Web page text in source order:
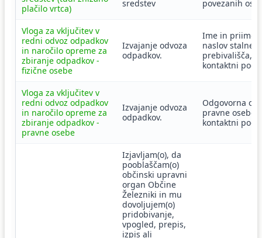
plačilo vrtca)
sredstev
povezanih
Vloga za vključitev v
redni odvoz odpadkov
in naročilo opreme za
zbiranje odpadkov -
fizične osebe
Izvajanje odvoza
odpadkov.
Ime in priimek
naslov
prebivališča,
kontaktni
Vloga za vključitev v
redni odvoz odpadkov
in naročilo opreme za
zbiranje odpadkov -
pravne osebe
Izvajanje odvoza
odpadkov.
Odgovorna
pravne osebe,
kontaktni
Izjavljam(o), da
pooblaščam(o)
občinski upravni
organ Občine
Železniki in mu
dovoljujem(o)
pridobivanje,
vpogled, prepis,
izpis ali